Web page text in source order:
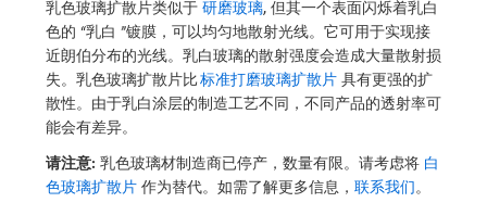
| 超快光學
Sputtering) Coated Optics |
濺鍍）鍍膜光學元件
Elements (DOE) | 繞射光
Filters | 顯微鏡濾光片
Lenses | 變焦鏡頭模組
Targets | 顯微鏡標靶
Stage Micrometers | 刻劃板或
and Optomechanics |
Development Systems
Optical Company
乳色玻璃扩散片类似于 研磨玻璃, 但其一个表面闪烁着乳白
色的 “乳白 ”镀膜，可以均匀地散射光线。它可用于实现接
近朗伯分布的光线。乳白玻璃的散射强度会造成大量散射损
失。乳色玻璃扩散片比标准打磨玻璃扩散片 具有更强的扩
散性。由于乳白涂层的制造工艺不同，不同产品的透射率可
能会有差异。
请注意: 乳色玻璃材制造商已停产，数量有限。请考虑将 白
色玻璃扩散片 作为替代。如需了解更多信息， 联系我们。